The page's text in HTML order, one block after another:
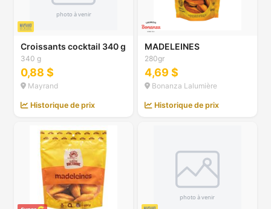
Croissants cocktail 340 g
340 g
0,88 $
Mayrand
Historique de prix
MADELEINES
280gr
4,69 $
Bonanza Lalumière
Historique de prix